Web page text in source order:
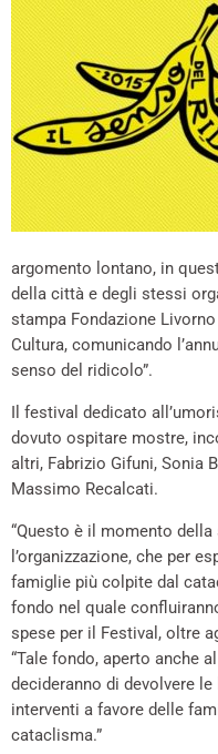
argomento lontano, in
della città e degli stessi
stampa Fondazione
Cultura, comunicando
senso del ridicolo”.
Il festival dedicato
dovuto ospitare mostre,
altri, Fabrizio Gifuni, Sonia
Massimo Recalcati.
“Questo è il momento
l’organizzazione, che per
famiglie più colpite dal
fondo nel quale
spese per il Festival, oltre
“Tale fondo, aperto anche
decideranno di devolvere
interventi a favore delle
cataclisma.”